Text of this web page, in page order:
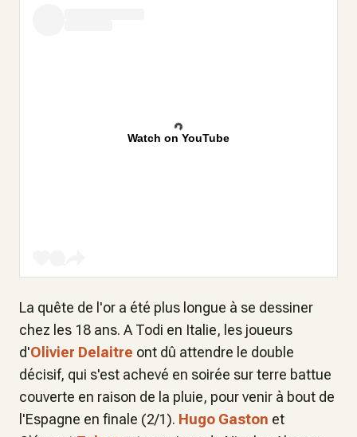
Watch on YouTube
La quête de l'or a été plus longue à se dessiner
chez les 18 ans. A Todi en Italie, les joueurs
d'Olivier Delaitre ont dû attendre le double
décisif, qui s'est achevé en soirée sur terre battue
couverte en raison de la pluie, pour venir à bout de
l'Espagne en finale (2/1). Hugo Gaston et